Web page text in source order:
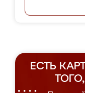
ЕСТЬ